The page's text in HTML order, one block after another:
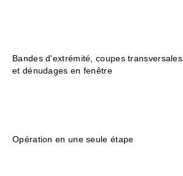
Bandes d'extrémité, coupes transversales
et dénudages en fenêtre
Opération en une seule étape